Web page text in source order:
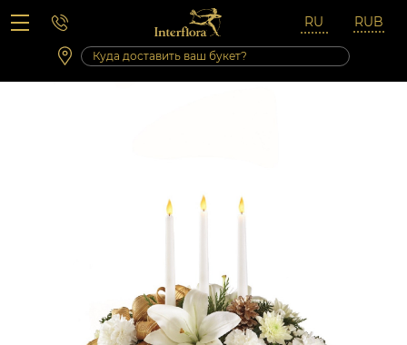
Вопросы-ответы
Сб 10:00 ‐ 14:00
Выходные и праздничные дни